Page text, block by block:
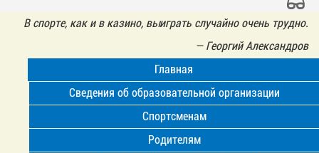
В спорте, как и в казино, выиграть случайно очень трудно.
— Георгий Александров
Главная
Сведения об образовательной организации
Спортсменам
Родителям